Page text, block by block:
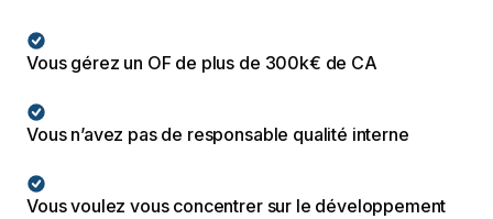
Vous gérez un OF de plus de 300k€ de CA
Vous n’avez pas de responsable qualité interne
Vous voulez vous concentrer sur le développement